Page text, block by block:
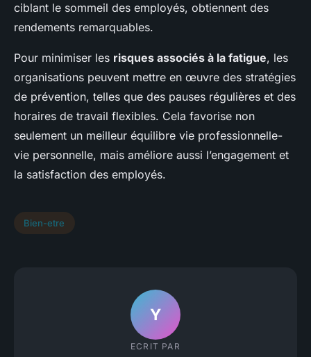
ciblant le sommeil des employés, obtiennent des
rendements remarquables.
Pour minimiser les risques associés à la fatigue, les
organisations peuvent mettre en œuvre des stratégies
de prévention, telles que des pauses régulières et des
horaires de travail flexibles. Cela favorise non
seulement un meilleur équilibre vie professionnelle-
vie personnelle, mais améliore aussi l’engagement et
la satisfaction des employés.
Bien-etre
Y
ECRIT PAR